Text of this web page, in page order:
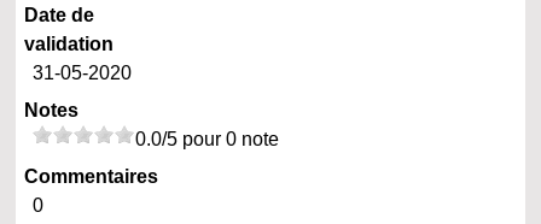
Date de
validation
31-05-2020
Notes
0.0/5 pour 0 note
Commentaires
0